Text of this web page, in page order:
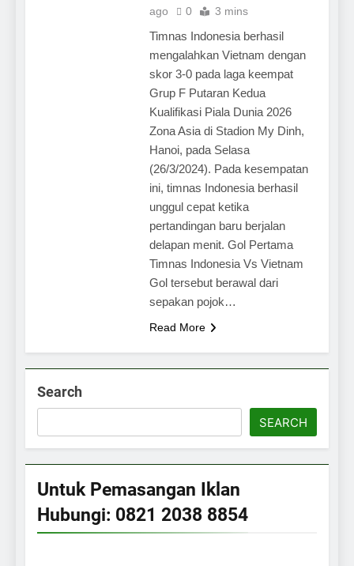
ago
0 3 mins
Timnas Indonesia berhasil
mengalahkan Vietnam dengan
skor 3-0 pada laga keempat
Grup F Putaran Kedua
Kualifikasi Piala Dunia 2026
Zona Asia di Stadion My Dinh,
Hanoi, pada Selasa
(26/3/2024). Pada kesempatan
ini, timnas Indonesia berhasil
unggul cepat ketika
pertandingan baru berjalan
delapan menit. Gol Pertama
Timnas Indonesia Vs Vietnam
Gol tersebut berawal dari
sepakan pojok…
Read More
Search
SEARCH
Untuk Pemasangan Iklan
Hubungi: 0821 2038 8854